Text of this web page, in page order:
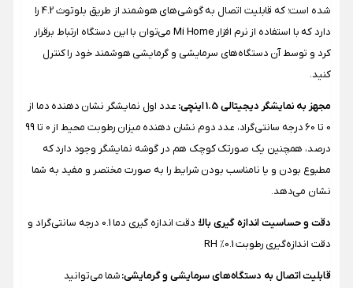
شده ‌است؛ که قابلیت اتصال به گوشی‌های هوشمند از طریق بلوتوث 4.2 را
دارد که با استفاده از نرم افزار Mi Home می‌توان با این دستگاه ارتباط برقرار
کرد و توسط آن دستگاه‌های سرمایشی و گرمایشی هوشمند خود را کنترل
کنید.
مجهز به نمایشگر دیجیتالی 1.5 اینچی:
عدد اول نمایشگر نشان دهنده دما از
0 تا 60 درجه سانتی‌گراد، عدد دوم نشان دهنده میزان رطوبت محیط از 0 تا 99
درصد، همچنین یک صورتک کوچک هم در گوشه نمایشگر وجود دارد که
مطبوع بودن و یا نامناسب بودن شرایط را به صورت مختصر و مفید به شما
نشان می‌دهد.
دقت و حساسیت اندازه گیری بالا:
دقت اندازه گیری دما 0.1 درجه سانتی‌گراد و
دقت اندازه‌گیری رطوبت 0.1٪ RH
قابلیت اتصال به دستگاه‌های سرمایشی و گرمایشی:شما می‌توانید